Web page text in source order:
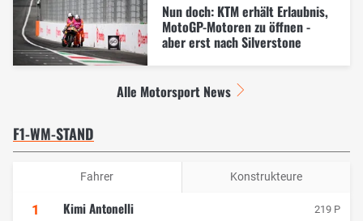
Nun doch: KTM erhält Erlaubnis,
MotoGP-Motoren zu öffnen -
aber erst nach Silverstone
Alle Motorsport News
F1-WM-STAND
Fahrer Konstrukteure
1 Kimi Antonelli 219 P